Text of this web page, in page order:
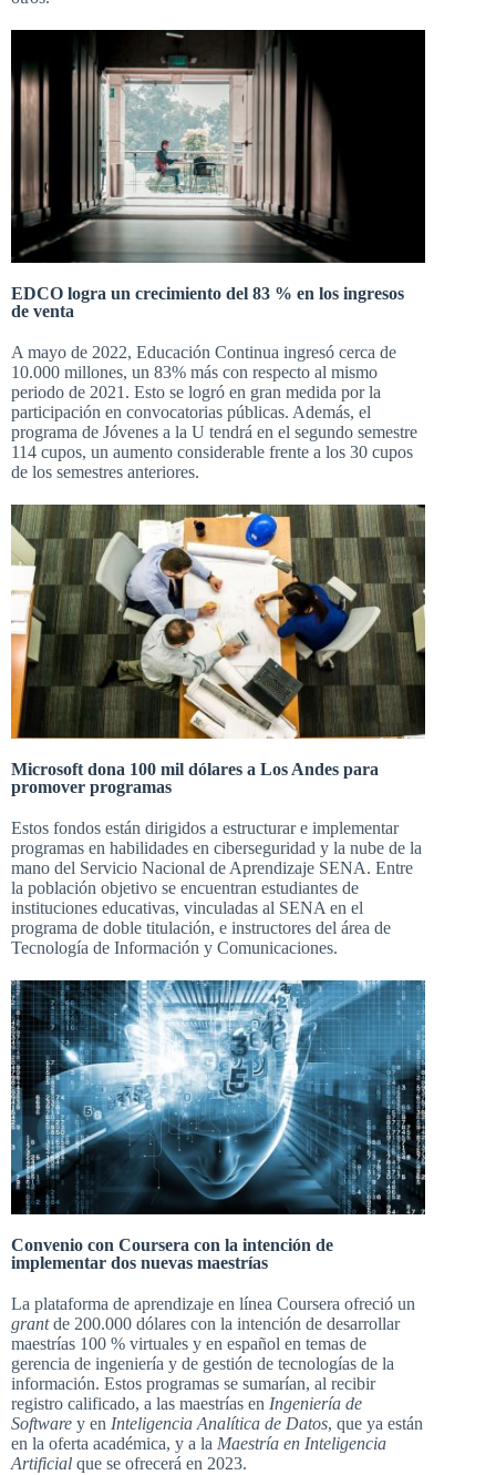
EDCO logra un crecimiento del 83 % en los ingresos
de venta
A mayo de 2022, Educación Continua ingresó cerca de
10.000 millones, un 83% más con respecto al mismo
periodo de 2021. Esto se logró en gran medida por la
participación en convocatorias públicas. Además, el
programa de Jóvenes a la U tendrá en el segundo semestre
114 cupos, un aumento considerable frente a los 30 cupos
de los semestres anteriores.
Microsoft dona 100 mil dólares a Los Andes para
promover programas
Estos fondos están dirigidos a estructurar e implementar
programas en habilidades en ciberseguridad y la nube de la
mano del Servicio Nacional de Aprendizaje SENA. Entre
la población objetivo se encuentran estudiantes de
instituciones educativas, vinculadas al SENA en el
programa de doble titulación, e instructores del área de
Tecnología de Información y Comunicaciones.
Convenio con Coursera con la intención de
implementar dos nuevas maestrías
La plataforma de aprendizaje en línea Coursera ofreció un
grantde 200.000 dólares con la intención de desarrollar
maestrías 100 % virtuales y en español en temas de
gerencia de ingeniería y de gestión de tecnologías de la
información. Estos programas se sumarían, al recibir
registro calificado, a las maestrías en Ingeniería de
Software y en Inteligencia Analítica de Datos, que ya están
en la oferta académica, y a la Maestría en Inteligencia
Artificial que se ofrecerá en 2023.